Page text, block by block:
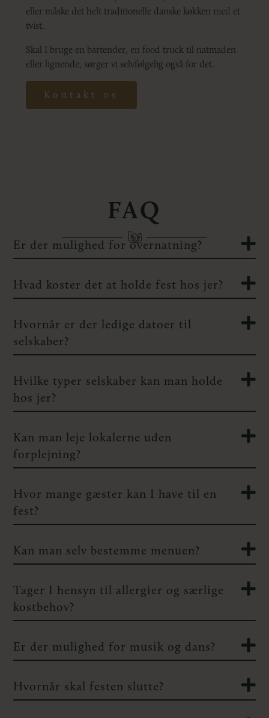
eller måske det helt traditionelle danske køkken med et
tvist.
Skal I bruge en bartender, en food truck til natmaden
eller lignende, sørger vi selvfølgelig også for det.
Kontakt os
FAQ
Er der mulighed for overnatning?
Hvad koster det at holde fest hos jer?
Hvornår er der ledige datoer til
selskaber?
Hvilke typer selskaber kan man holde
hos jer?
Kan man leje lokalerne uden
forplejning?
Hvor mange gæster kan I have til en
fest?
Kan man selv bestemme menuen?
Tager I hensyn til allergier og særlige
kostbehov?
Er der mulighed for musik og dans?
Hvornår skal festen slutte?